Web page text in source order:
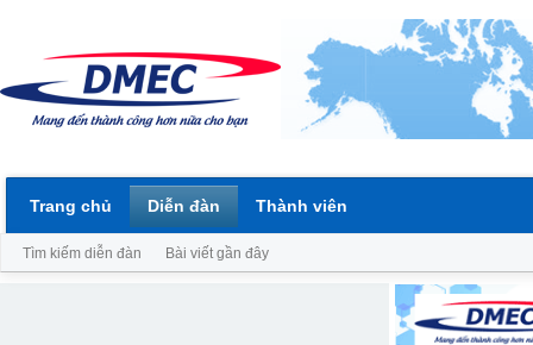
Trang chủ Diễn đàn
Tìm kiếm diễn đàn Bài viết gần đây
Thành viên